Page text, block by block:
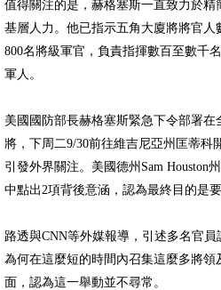
值得關注的是，赫格塞斯一直致力於
基層人力。他已指示五角大廈將將官人
800名將級軍官，負責指揮數百至數千
軍人。
美國國防部長赫格塞斯緊急下令部署
將，下周二9/30前往維吉尼亞州匡蒂科
引發外界關注。美國德州Sam Houston
中點出2項背後意涵，認為最終目的是
路透與CNN等外媒報導，引述多名官
為何在這麼短的時間內召集這麼多將
面，認為這一舉動並不尋常。